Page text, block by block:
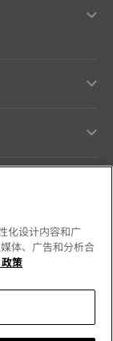
化设计内容和广
体、广告和分析合
策